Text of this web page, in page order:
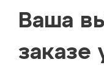
Ваша
заказе